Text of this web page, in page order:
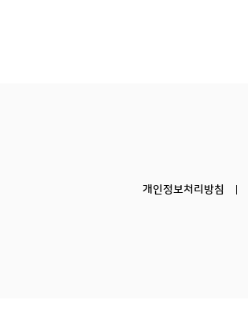
개인정보처리방침